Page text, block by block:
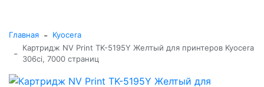
Главная - Kyocera
-
Картридж NV Print TK-5195Y Желтый для принтеров Kyocera
306ci, 7000 страниц